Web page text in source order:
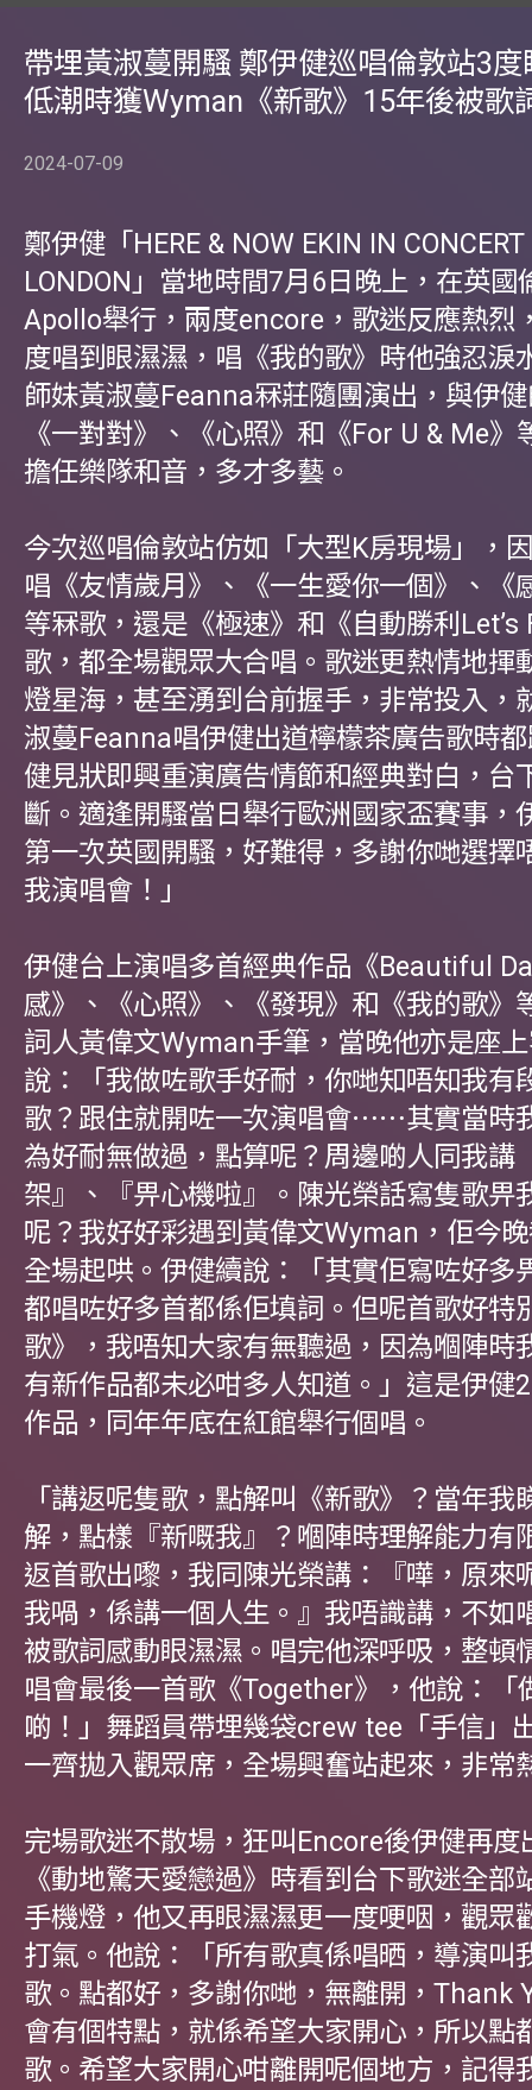
帶埋黃淑蔓開騷 鄭伊健巡唱倫敦站3度
低潮時獲Wyman《新歌》15年後被歌
2024-07-09
鄭伊健「HERE & NOW EKIN IN
LONDON」當地時間7月6日晚上，在英國
Apollo舉行，兩度encore，歌迷反應熱烈
度唱到眼濕濕，唱《我的歌》時他強忍淚
師妹黃淑蔓Feanna冧莊隨團演出，與伊
《一對對》、《心照》和《For U & Me》
擔任樂隊和音，多才多藝。
今次巡唱倫敦站仿如「大型K房現場」，
唱《友情歲月》、《一生愛你一個》、《
等冧歌，還是《極速》和《自動勝利
歌，都全場觀眾大合唱。歌迷更熱情地揮
燈星海，甚至湧到台前握手，非常投入，
淑蔓Feanna唱伊健出道檸檬茶廣告歌時
健見狀即興重演廣告情節和經典對白，台
斷。適逢開騷當日舉行歐洲國家盃賽事，
第一次英國開騷，好難得，多謝你哋選擇
我演唱會！」
伊健台上演唱多首經典作品《Beautiful
感》、《心照》、《發現》和《我的歌》
詞人黃偉文Wyman手筆，當晚他亦是座
說：「我做咗歌手好耐，你哋知唔知我有
歌？跟住就開咗一次演唱會⋯⋯其實當時
為好耐無做過，點算呢？周邊啲人同我講
架』、『畀心機啦』。陳光榮話寫隻歌畀
呢？我好好彩遇到黃偉文Wyman，佢今
全場起哄。伊健續說：「其實佢寫咗好多
都唱咗好多首都係佢填詞。但呢首歌好特
歌》，我唔知大家有無聽過，因為嗰陣時
有新作品都未必咁多人知道。」這是伊健
作品，同年年底在紅館舉行個唱。
「講返呢隻歌，點解叫《新歌》？當年我
解，點樣『新嘅我』？嗰陣時理解能力有
返首歌出嚟，我同陳光榮講：『嘩，原來
我喎，係講一個人生。』我唔識講，不如
被歌詞感動眼濕濕。唱完他深呼吸，整頓
唱會最後一首歌《Together》，他說：「
啲！」舞蹈員帶埋幾袋crew tee「手信」
一齊拋入觀眾席，全場興奮站起來，非常
完場歌迷不散場，狂叫Encore後伊健再度
《動地驚天愛戀過》時看到台下歌迷全部
手機燈，他又再眼濕濕更一度哽咽，觀眾
打氣。他說：「所有歌真係唱晒，導演叫
歌。點都好，多謝你哋，無離開，Thank
會有個特點，就係希望大家開心，所以點
歌。希望大家開心咁離開呢個地方，記得